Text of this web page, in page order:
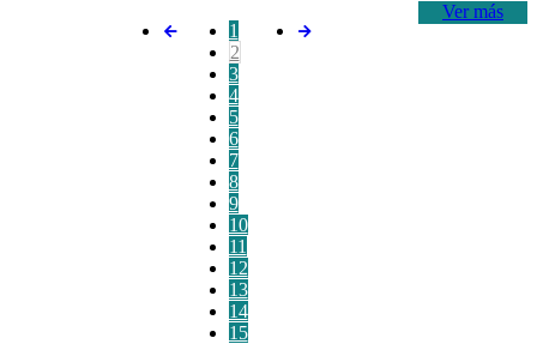
Ver más
1
2
3
4
5
6
7
8
9
10
11
12
13
14
15